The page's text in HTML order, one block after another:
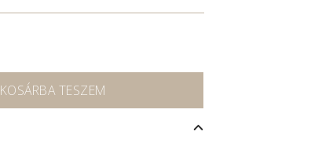
KOSÁRBA TESZEM